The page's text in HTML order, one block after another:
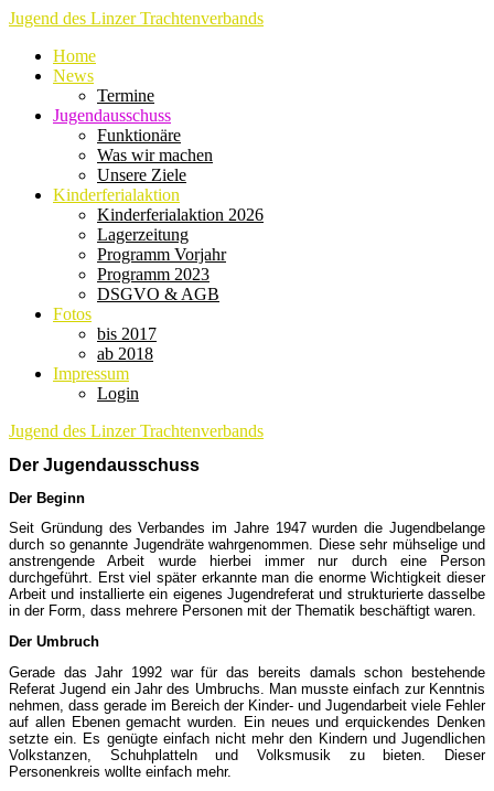
Jugend des Linzer Trachtenverbands
Home
News
Termine
Jugendausschuss
Funktionäre
Was wir machen
Unsere Ziele
Kinderferialaktion
Kinderferialaktion 2026
Lagerzeitung
Programm Vorjahr
Programm 2023
DSGVO & AGB
Fotos
bis 2017
ab 2018
Impressum
Login
Jugend des Linzer Trachtenverbands
Der Jugendausschuss
Der Beginn
Seit Gründung des Verbandes im Jahre 1947 wurden die Jugendbelange
durch so genannte Jugendräte wahrgenommen. Diese sehr mühselige und
anstrengende Arbeit wurde hierbei immer nur durch eine Person
durchgeführt. Erst viel später erkannte man die enorme Wichtigkeit dieser
Arbeit und installierte ein eigenes Jugendreferat und strukturierte dasselbe
in der Form, dass mehrere Personen mit der Thematik beschäftigt waren.
Der Umbruch
Gerade das Jahr 1992 war für das bereits damals schon bestehende
Referat Jugend ein Jahr des Umbruchs. Man musste einfach zur Kenntnis
nehmen, dass gerade im Bereich der Kinder- und Jugendarbeit viele Fehler
auf allen Ebenen gemacht wurden. Ein neues und erquickendes Denken
setzte ein. Es genügte einfach nicht mehr den Kindern und Jugendlichen
Volkstanzen, Schuhplatteln und Volksmusik zu bieten. Dieser
Personenkreis wollte einfach mehr.